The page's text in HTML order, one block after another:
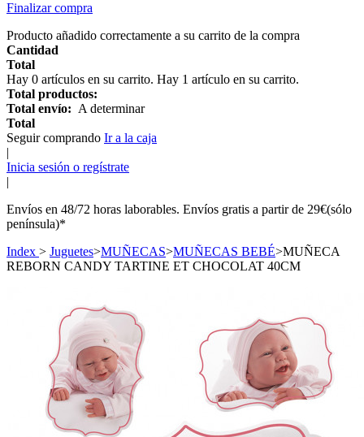
Finalizar compra
Producto añadido correctamente a su carrito de la compra
Cantidad
Total
Hay 0 artículos en su carrito. Hay 1 artículo en su carrito.
Total productos:
Total envío: A determinar
Total
Seguir comprando Ir a la caja
|
Inicia sesión o regístrate
|
Envíos en 48/72 horas laborables. Envíos gratis a partir de 29€(sólo
península)*
Index > Juguetes>MUÑECAS>MUÑECAS BEBÉ>MUÑECA
REBORN CANDY TARTINE ET CHOCOLAT 40CM